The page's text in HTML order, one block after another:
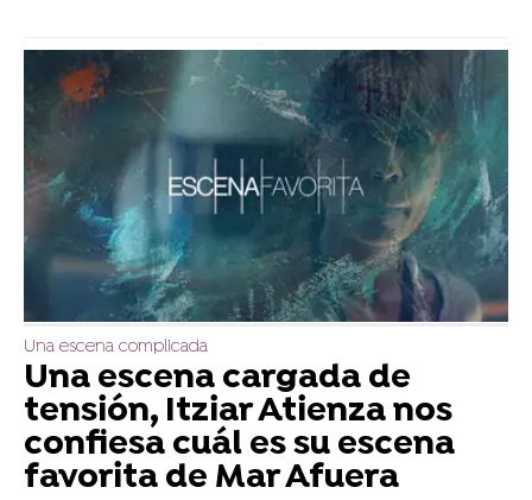
Una escena complicada
Una escena cargada de
tensión, Itziar Atienza nos
confiesa cuál es su escena
favorita de Mar Afuera